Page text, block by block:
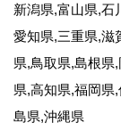
新潟県,富山県,石
愛知県,三重県,滋
県,鳥取県,島根県
県,高知県,福岡県
島県,沖縄県